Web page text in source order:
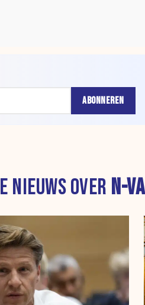
ABONNEREN
NIEUWS OVER N-VA